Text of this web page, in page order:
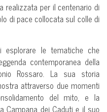
realizzata per il centenario di
di pace collocata sul colle di
esplorare le tematiche che
contemporanea della
Rossaro. La sua storia
attraverso due momenti
del mito, e la
Campana dei Caduti e il suo